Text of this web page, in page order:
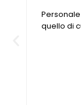
trovo sempre